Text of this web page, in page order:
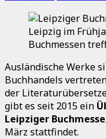
Leipzig im
Buchmessen
Ausländische Werke
Buchhandels
der
gibt es seit 2015 ein
Leipziger Buchmesse
März stattfindet.